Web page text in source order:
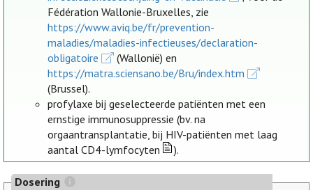
Fédération Wallonie-Bruxelles, zie
https://www.aviq.be/fr/prevention-
maladies/maladies-infectieuses/declaration-
obligatoire
(Wallonië) en
https://matra.sciensano.be/Bru/index.htm
(Brussel).
profylaxe bij geselecteerde patiënten met een
ernstige immunosuppressie (bv. na
orgaantransplantatie, bij HIV-patiënten met laag
aantal CD4-lymfocyten
).
Dosering